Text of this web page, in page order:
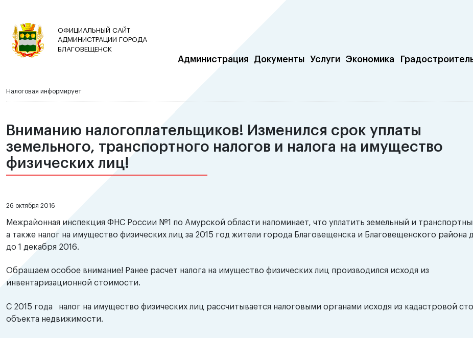
ОФИЦИАЛЬНЫЙ САЙТ
АДМИНИСТРАЦИИ ГОРОДА
БЛАГОВЕЩЕНСК
Администрация Документы Услуги Экономика
Налоговая информирует
Вниманию налогоплательщиков! Изменился срок уплаты
земельного, транспортного налогов и налога на имущество
физических лиц!
26 октября 2016
Межрайонная инспекция ФНС России №1 по Амурской области напоминает, что уплатить земельный и
а также налог на имущество физических лиц за 2015 год жители города Благовещенска и Благовещенского района
до 1 декабря 2016.
Обращаем особое внимание! Ранее расчет налога на имущество физических лиц производился исходя из
инвентаризационной стоимости.
С 2015 года налог на имущество физических лиц рассчитывается налоговыми органами исходя из кадастровой
объекта недвижимости.